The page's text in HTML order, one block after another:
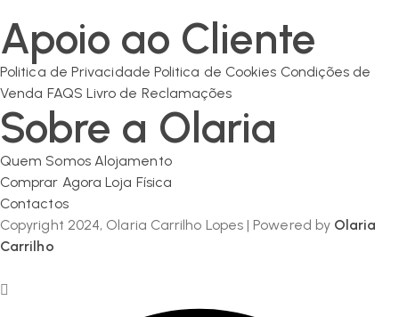
Apoio ao Cliente
Politica de Privacidade Politica de Cookies Condições de
Venda FAQS Livro de Reclamações
Sobre a Olaria
Quem Somos Alojamento
Comprar Agora Loja Física
Contactos
Copyright 2024, Olaria Carrilho Lopes | Powered by Olaria
Carrilho